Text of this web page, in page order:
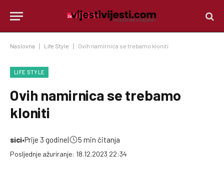
Naslovna Life Style Ovih namirnica se trebamo kloniti
LIFE STYLE
Ovih namirnica se trebamo
kloniti
sici•Prije 3 godine| 5 min čitanja
Posljednje ažuriranje: 18.12.2023 22:34